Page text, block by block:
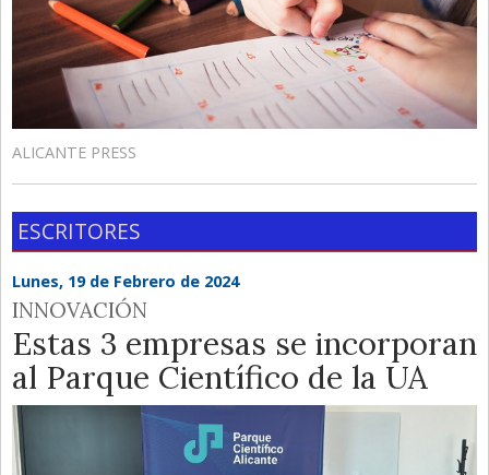
ALICANTE PRESS
ESCRITORES
Lunes, 19 de Febrero de 2024
INNOVACIÓN
Estas 3 empresas se incorporan
al Parque Científico de la UA